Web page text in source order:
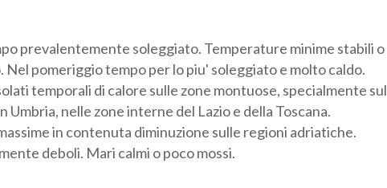
prevalentemente soleggiato. Temperature minime stabili o
Nel pomeriggio tempo per lo piu' soleggiato e molto caldo.
temporali di calore sulle zone montuose, specialmente sul
Umbria, nelle zone interne del Lazio e della Toscana.
in contenuta diminuzione sulle regioni adriatiche.
deboli. Mari calmi o poco mossi.